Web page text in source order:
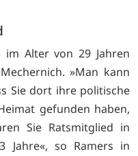
im Alter von 29 Jahren
»Man kann
Sie dort ihre politische
gefunden haben,
Sie Ratsmitglied in
Jahre«, so Ramers in